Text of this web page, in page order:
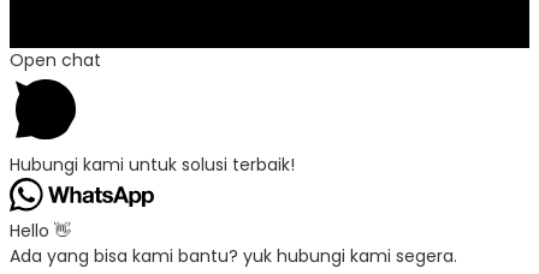
Open chat
Hubungi kami untuk solusi terbaik!
Hello 👋
Ada yang bisa kami bantu? yuk hubungi kami segera.